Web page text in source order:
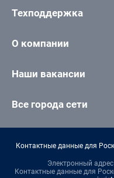
Техподдержка
О компании
Наши вакансии
Все города сети
Контактные данные для
Электронный
Контактные данные для